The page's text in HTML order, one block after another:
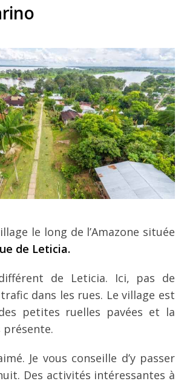
le long de l’Amazone située
de Leticia.
de Leticia. Ici, pas de
dans les rues. Le village est
petites ruelles pavées et la
Je vous conseille d’y passer
Des activités intéressantes à